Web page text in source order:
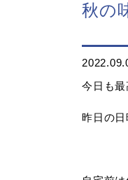
秋の
今日も
昨日の日